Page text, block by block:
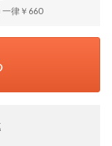
一律￥660